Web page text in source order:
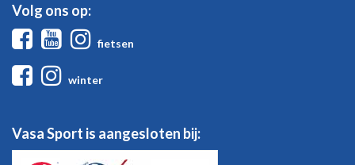
Volg ons op:
FacebookYoutube
fietsen
Facebook
winter
Vasa Sport is aangesloten bij: